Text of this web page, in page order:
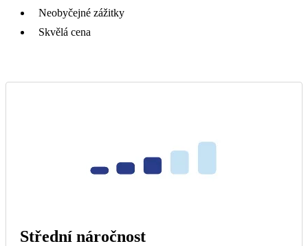
Neobyčejné zážitky
Skvělá cena
Střední náročnost